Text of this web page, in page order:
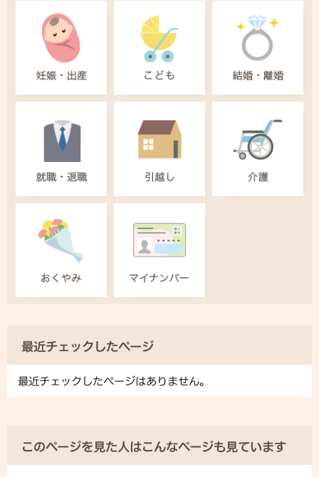
最近チェックしたページ
最近チェックしたページはありません。
このページを見た人はこんなページも見ています